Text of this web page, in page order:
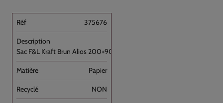
375676
Sac F&L Kraft Brun Alios 200+90x360 3kg [...]
Papier
NON